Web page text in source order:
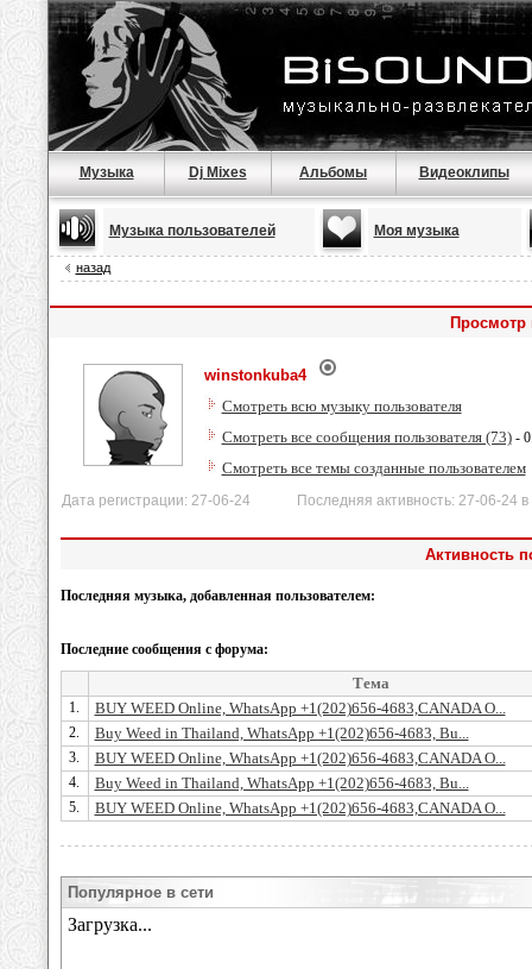
Музыка Dj Mixes Альбомы Видеоклипы
Музыка пользователей Моя музыка
назад
winstonkuba4
Смотреть всю музыку пользователя
Смотреть все сообщения пользователя (73)-
Смотреть все темы созданные пользователем
Дата регистрации: 27-06-24 Последняя активность: 27-06-24 в
Активность
Последняя музыка, добавленная пользователем:
Последние сообщения с форума:
Тема
1. BUY WEED Online, WhatsApp +1(202)656-4683,CANADA O...
2. Buy Weed in Thailand, WhatsApp +1(202)656-4683, Bu...
3. BUY WEED Online, WhatsApp +1(202)656-4683,CANADA O...
4. Buy Weed in Thailand, WhatsApp +1(202)656-4683, Bu...
5. BUY WEED Online, WhatsApp +1(202)656-4683,CANADA O...
Популярное в сети